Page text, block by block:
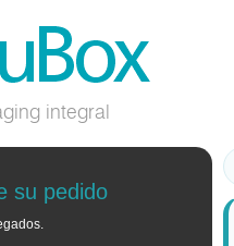
integral
su pedido